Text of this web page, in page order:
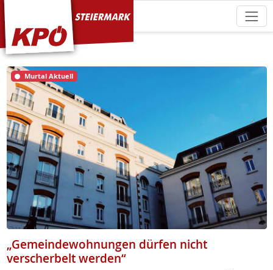
KPÖ Steiermark
Murtal Aktuell
„Gemeindewohnungen dürfen nicht
verscherbelt werden“